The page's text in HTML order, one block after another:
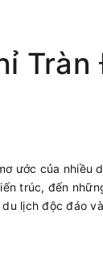
Tràn
ước của nhiều
trúc, đến
lịch độc đáo